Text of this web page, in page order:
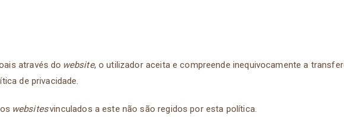
através do website, o utilizador aceita e compreende inequivocamente a
de privacidade.
websitesvinculados a este não são regidos por esta política.